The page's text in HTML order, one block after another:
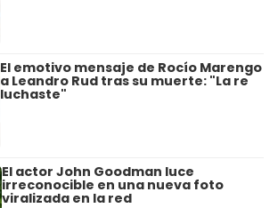
El emotivo mensaje de Rocío Marengo
a Leandro Rud tras su muerte: "La re
luchaste"
El actor John Goodman luce
irreconocible en una nueva foto
viralizada en la red